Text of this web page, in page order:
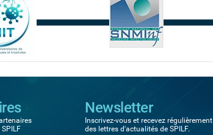
Newsletter
Inscrivez-vous et recevez régulièrement
des lettres d'actualités de SPILF.